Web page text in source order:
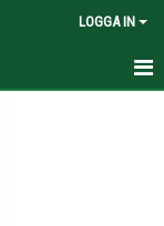
LOGGA IN